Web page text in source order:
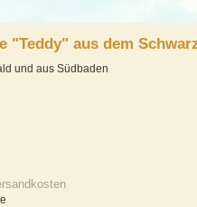
"Teddy" aus dem
und aus Südbaden